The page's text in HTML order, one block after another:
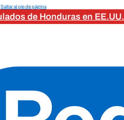
Saltar al pie de página
de Honduras en EE.UU.